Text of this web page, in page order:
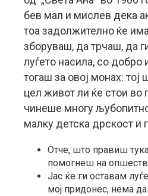
бев мал и мислев дека
тоа задолжително ќе
зборуваш, да трчаш, да
луѓето насила, со
тогаш за овој монах: тој
цел живот ли ќе стои во
чинеше многу
малку детска дрскост и
Отче, што правиш
помогнеш на
Јас ќе ги оставам
мој придонес, нема